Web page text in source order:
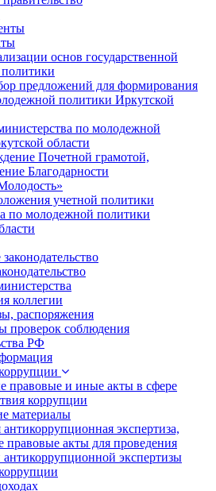
основ государственной
предложений для формирования
политики Иркутской
по молодежной
области
Почетной грамотой,
Благодарности
учетной политики
по молодежной политики
коллегии
распоряжения
проверок соблюдения
РФ
правовые и иные акты в сфере
коррупции
материалы
экспертиза,
правовые акты для проведения
антикоррупционной экспертизы